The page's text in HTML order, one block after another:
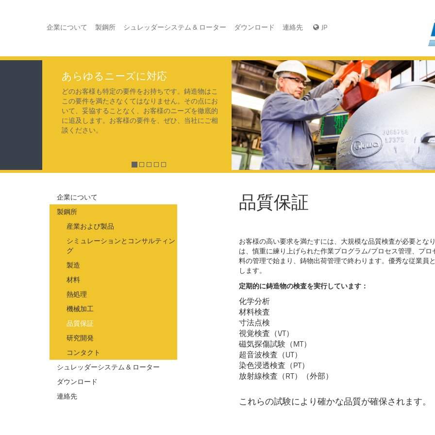
企業について 製鋼所 シュレッダーシステム & ローター ダウンロード 連絡先 JP
あらゆるニーズに対応
どのお客様も特定の要件をお持ちです。鋳造物はこ
この要件を満たさなくてはなりません。その点にお
いて、妥協することなく、お客様のニーズを徹底的
に追及します。お客様の要件を、ぜひ、当社にご相
談ください。
企業について
製鋼所
産業および製品
シミュレーションとコンサルティン
グ
製造
材料
熱処理
機械加工
品質保証
研究開発
コンタクト
シュレッダーシステム & ローター
ダウンロード
連絡先
品質保証
お客様の高い要求を満たすには、大規模な品質検査が必要と
は、慎重に練り上げられた作業プログラム/プロセス管理、プ
料の管理で始まり、鋳物出荷管理で終わります。優秀な従業員
します。
定期的に鋳造物の検査を実行しています：
化学分析
材料検査
寸法点検
視覚検査（VT）
磁気探傷試験（MT）
超音波検査（UT）
染色浸透検査（PT）
放射線検査（RT）（外部）
これらの試験により確かな品質が確保されます。